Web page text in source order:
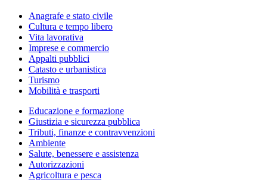
Anagrafe e stato civile
Cultura e tempo libero
Vita lavorativa
Imprese e commercio
Appalti pubblici
Catasto e urbanistica
Turismo
Mobilità e trasporti
Educazione e formazione
Giustizia e sicurezza pubblica
Tributi, finanze e contravvenzioni
Ambiente
Salute, benessere e assistenza
Autorizzazioni
Agricoltura e pesca